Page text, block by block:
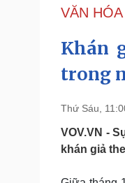
Đảng
Tổ chức nhân
Nhận diện
Pháp luật
Tin nóng
Tư vấn luật
VĂN HÓA
Khán
trong
Thứ Sáu,
VOV.VN -
khán giả